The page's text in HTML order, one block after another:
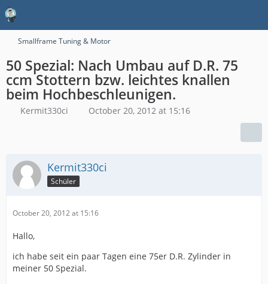
Smallframe Tuning & Motor
50 Spezial: Nach Umbau auf D.R. 75
ccm Stottern bzw. leichtes knallen
beim Hochbeschleunigen.
Kermit330ci October 20, 2012 at 15:16
Kermit330ci
Schüler
October 20, 2012 at 15:16
Hallo,
ich habe seit ein paar Tagen eine 75er D.R. Zylinder in
meiner 50 Spezial.